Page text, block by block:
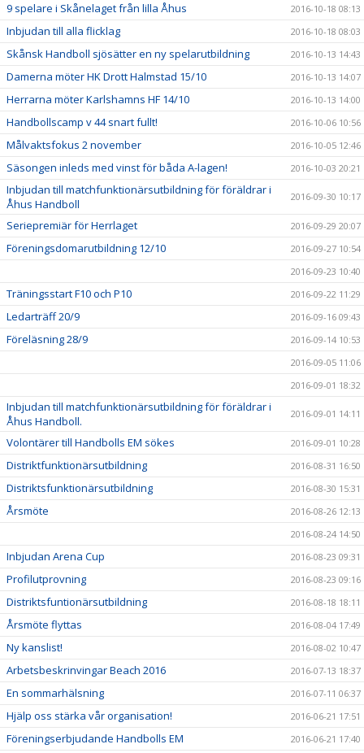
9 spelare i Skånelaget från lilla Åhus 2016-10-18 08:13
Inbjudan till alla flicklag 2016-10-18 08:03
Skånsk Handboll sjösätter en ny spelarutbildning 2016-10-13 14:43
Damerna möter HK Drott Halmstad 15/10 2016-10-13 14:07
Herrarna möter Karlshamns HF 14/10 2016-10-13 14:00
Handbollscamp v 44 snart fullt! 2016-10-06 10:56
Målvaktsfokus 2 november 2016-10-05 12:46
Säsongen inleds med vinst för båda A-lagen! 2016-10-03 20:21
Inbjudan till matchfunktionärsutbildning för föräldrar i
Åhus Handboll
2016-09-30 10:17
Seriepremiär för Herrlaget 2016-09-29 20:07
Föreningsdomarutbildning 12/10
2016-09-27 10:54
2016-09-23 10:40
Träningsstart F10 och P10 2016-09-22 11:29
Ledarträff 20/9 2016-09-16 09:43
Föreläsning 28/9
2016-09-14 10:53
2016-09-05 11:06
2016-09-01 18:32
Inbjudan till matchfunktionärsutbildning för föräldrar i
Åhus Handboll.
2016-09-01 14:11
Volontärer till Handbolls EM sökes 2016-09-01 10:28
Distriktfunktionärsutbildning 2016-08-31 16:50
Distriktsfunktionärsutbildning 2016-08-30 15:31
Årsmöte
2016-08-26 12:13
2016-08-24 14:50
Inbjudan Arena Cup 2016-08-23 09:31
Profilutprovning 2016-08-23 09:16
Distriktsfuntionärsutbildning 2016-08-18 18:11
Årsmöte flyttas 2016-08-04 17:49
Ny kanslist! 2016-08-02 10:47
Arbetsbeskrinvingar Beach 2016 2016-07-13 18:37
En sommarhälsning 2016-07-11 06:37
Hjälp oss stärka vår organisation! 2016-06-21 17:51
Föreningserbjudande Handbolls EM 2016-06-21 17:40